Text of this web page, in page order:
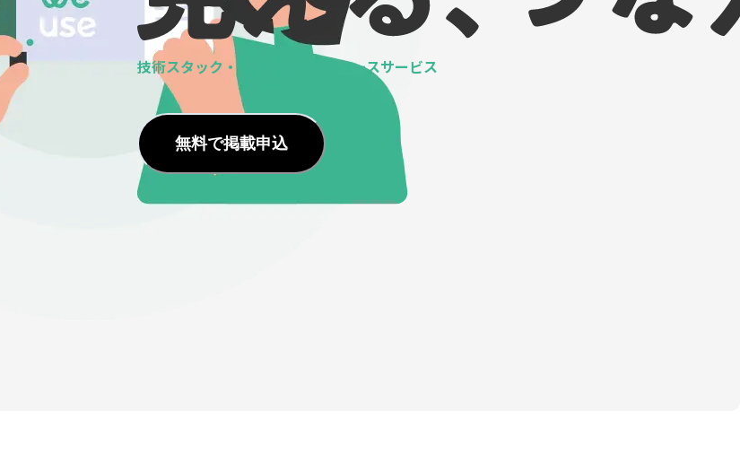
技術スタック・ツールの データベースサービス
無料で掲載申込